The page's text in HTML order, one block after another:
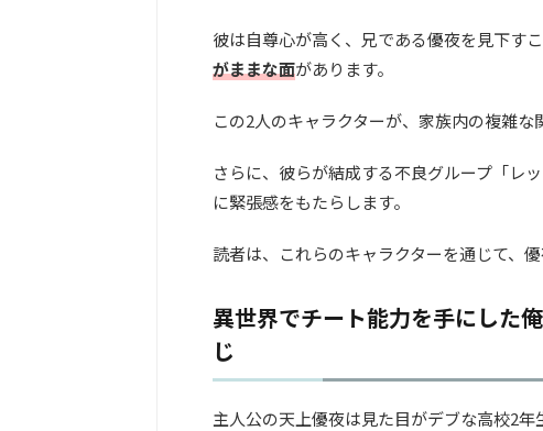
彼は自尊心が高く、兄である優夜を見下す
がままな面があります。
この2人のキャラクターが、家族内の複雑な
さらに、彼らが結成する不良グループ「レ
に緊張感をもたらします。
読者は、これらのキャラクターを通じて、
異世界でチート能力を手にした
じ
主人公の天上優夜は見た目がデブな高校2